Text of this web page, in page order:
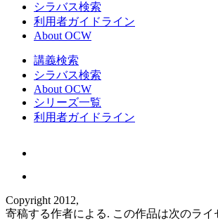
シラバス検索
利用者ガイドライン
About OCW
講義検索
シラバス検索
About OCW
シリーズ一覧
利用者ガイドライン
Copyright 2012,
寄稿する作者による. この作品は次のラ